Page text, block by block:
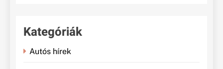
Kategóriák
Autós hírek